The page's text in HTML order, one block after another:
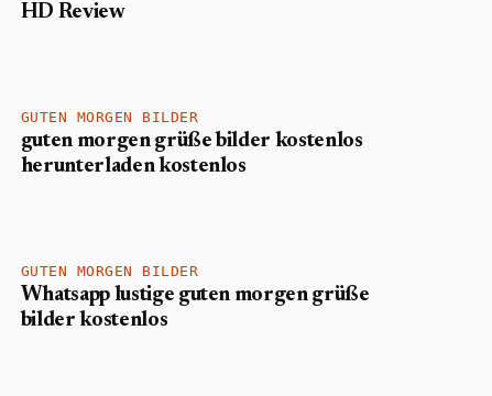
HD Review
GUTEN MORGEN BILDER
guten morgen grüße bilder kostenlos
herunterladen kostenlos​
GUTEN MORGEN BILDER
Whatsapp lustige guten morgen grüße
bilder kostenlos